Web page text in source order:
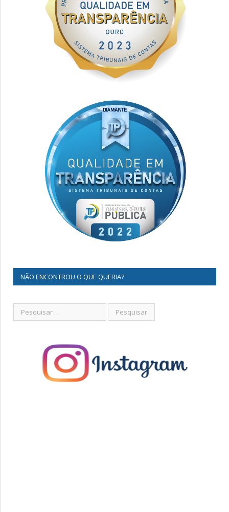
NÃO ENCONTROU O QUE QUERIA?